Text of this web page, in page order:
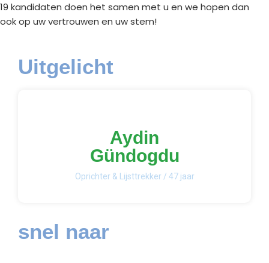
19 kandidaten doen het samen met u en we hopen dan
ook op uw vertrouwen en uw stem!
Uitgelicht
Aydin
Gündogdu
Oprichter & Lijsttrekker / 47 jaar
snel naar